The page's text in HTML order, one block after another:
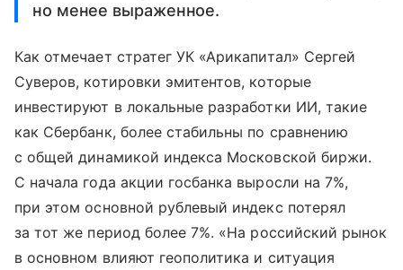
но менее выраженное.
Как отмечает стратег УК «Арикапитал» Сергей
Суверов, котировки эмитентов, которые
инвестируют в локальные разработки ИИ, такие
как Сбербанк, более стабильны по сравнению
с общей динамикой индекса Московской биржи.
С начала года акции госбанка выросли на 7%,
при этом основной рублевый индекс потерял
за тот же период более 7%. «На российский рынок
в основном влияют геополитика и ситуация